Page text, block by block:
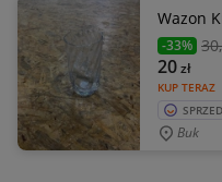
Wazon
-33% 30
KUP TERAZ
20zł
Buk